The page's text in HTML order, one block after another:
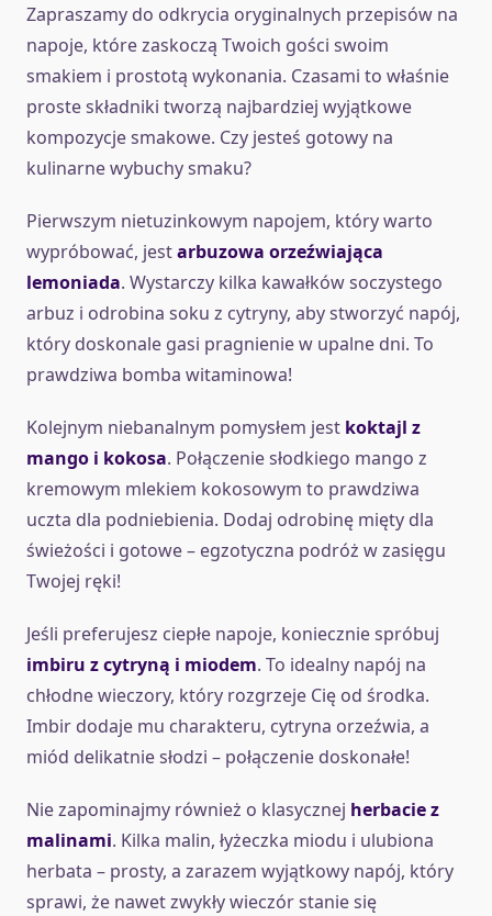
Zapraszamy do odkrycia oryginalnych przepisów na
napoje, które zaskoczą Twoich gości swoim
smakiem i prostotą wykonania. Czasami to właśnie
proste składniki tworzą najbardziej wyjątkowe
kompozycje smakowe. Czy jesteś gotowy na
kulinarne wybuchy smaku?
Pierwszym nietuzinkowym napojem, który warto
wypróbować, jestarbuzowa orzeźwiająca
lemoniada. Wystarczy kilka kawałków soczystego
arbuz i odrobina soku z cytryny, aby stworzyć napój,
który doskonale gasi pragnienie w upalne dni. To
prawdziwa bomba witaminowa!
Kolejnym niebanalnym pomysłem jest koktajl z
mango i kokosa. Połączenie słodkiego mango z
kremowym mlekiem kokosowym to prawdziwa
uczta dla podniebienia. Dodaj odrobinę mięty dla
świeżości i gotowe – egzotyczna podróż w zasięgu
Twojej ręki!
Jeśli preferujesz ciepłe napoje, koniecznie spróbuj
imbiru z cytryną i miodem. To idealny napój na
chłodne wieczory, który rozgrzeje Cię od środka.
Imbir dodaje mu charakteru, cytryna orzeźwia, a
miód delikatnie słodzi – połączenie doskonałe!
Nie zapominajmy również o klasycznej herbacie z
malinami. Kilka malin, łyżeczka miodu i ulubiona
herbata – prosty, a zarazem wyjątkowy napój, który
sprawi, że nawet zwykły wieczór stanie się